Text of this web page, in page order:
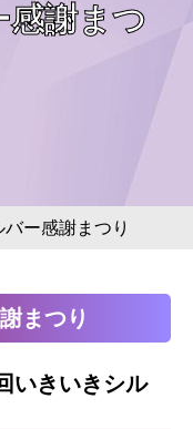
感謝まつ
ー感謝まつり
まつり
いきいきシル